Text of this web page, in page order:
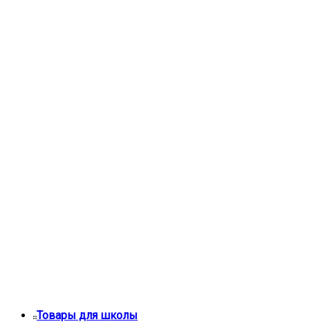
Товары для школы